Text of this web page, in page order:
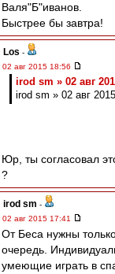
Валя"Б"иванов.
Быстрее бы завтра!
Los -
02 авг 2015 18:56
irod sm » 02 авг
irod sm » 02 авг
Юр, ты согласовал
?
irod sm -
02 авг 2015 17:41
От Беса нужны
очередь.
умеющие играть в